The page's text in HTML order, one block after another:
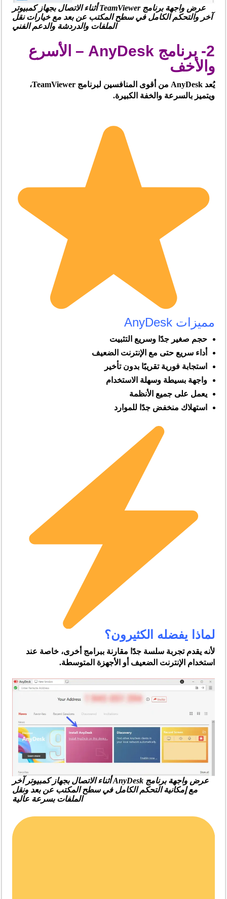
عرض واجهة برنامج TeamViewer أثناء الاتصال بجهاز كمبيوتر
آخر والتحكم الكامل في سطح المكتب عن بعد مع خيارات نقل
الملفات والدردشة والدعم الفني
2- برنامج AnyDesk – الأسرع
والأخف
يُعد AnyDesk من أقوى المنافسين لبرنامج TeamViewer،
ويتميز بالسرعة والخفة الكبيرة.
مميزات AnyDesk
حجم صغير جدًا وسريع التثبيت
أداء سريع حتى مع الإنترنت الضعيف
استجابة فورية تقريبًا بدون تأخير
واجهة بسيطة وسهلة الاستخدام
يعمل على جميع الأنظمة
استهلاك منخفض جدًا للموارد
لماذا يفضله الكثيرون؟
لأنه يقدم تجربة سلسة جدًا مقارنة ببرامج أخرى، خاصة عند
استخدام الإنترنت الضعيف أو الأجهزة المتوسطة.
عرض واجهة برنامج AnyDesk أثناء الاتصال بجهاز كمبيوتر آخر
مع إمكانية التحكم الكامل في سطح المكتب عن بعد ونقل
الملفات بسرعة عالية